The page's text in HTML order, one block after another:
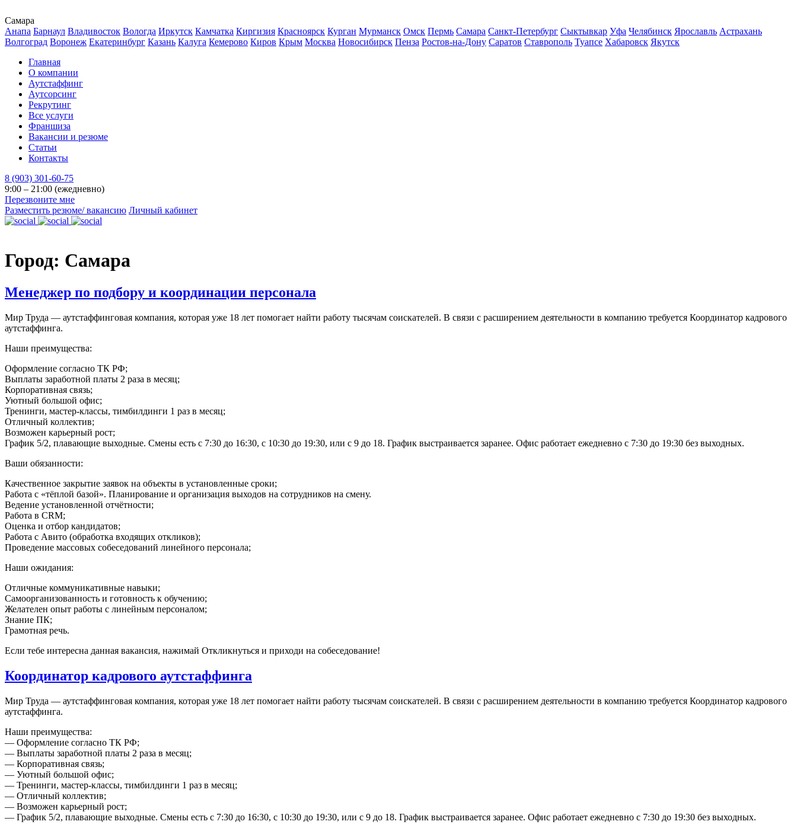
Самара
Анапа Барнаул Владивосток Вологда Иркутск Камчатка Киргизия Красноярск Курган Мурманск Омск Пермь Самара Санкт-Петербург Сыктывкар Уфа Челябинск Ярославль Астрахань
Волгоград Воронеж Екатеринбург Казань Калуга Кемерово Киров Крым Москва Новосибирск Пенза Ростов-на-Дону Саратов Ставрополь Туапсе Хабаровск Якутск
Главная
О компании
Аутстаффинг
Аутсорсинг
Рекрутинг
Все услуги
Франшиза
Вакансии и резюме
Статьи
Контакты
8 (903) 301-60-75
9:00 – 21:00 (ежедневно)
Перезвоните мне
Разместить резюме/ вакансию Личный кабинет
Город: Самара
Менеджер по подбору и координации персонала
Мир Труда — аутстаффинговая компания, которая уже 18 лет помогает найти работу тысячам соискателей. В связи с расширением деятельности в компанию требуется Координатор кадрового
аутстаффинга.
Наши преимущества:
Оформление согласно ТК РФ;
Выплаты заработной платы 2 раза в месяц;
Корпоративная связь;
Уютный большой офис;
Тренинги, мастер-классы, тимбилдинги 1 раз в месяц;
Отличный коллектив;
Возможен карьерный рост;
График 5/2, плавающие выходные. Смены есть с 7:30 до 16:30, с 10:30 до 19:30, или с 9 до 18. График выстраивается заранее. Офис работает ежедневно с 7:30 до 19:30 без выходных.
Ваши обязанности:
Качественное закрытие заявок на объекты в установленные сроки;
Работа с «тёплой базой». Планирование и организация выходов на сотрудников на смену.
Ведение установленной отчётности;
Работа в CRM;
Оценка и отбор кандидатов;
Работа с Авито (обработка входящих откликов);
Проведение массовых собеседований линейного персонала;
Наши ожидания:
Отличные коммуникативные навыки;
Самоорганизованность и готовность к обучению;
Желателен опыт работы с линейным персоналом;
Знание ПК;
Грамотная речь.
Если тебе интересна данная вакансия, нажимай Откликнуться и приходи на собеседование!
Координатор кадрового аутстаффинга
Мир Труда — аутстаффинговая компания, которая уже 18 лет помогает найти работу тысячам соискателей. В связи с расширением деятельности в компанию требуется Координатор кадрового
аутстаффинга.
Наши преимущества:
— Оформление согласно ТК РФ;
— Выплаты заработной платы 2 раза в месяц;
— Корпоративная связь;
— Уютный большой офис;
— Тренинги, мастер-классы, тимбилдинги 1 раз в месяц;
— Отличный коллектив;
— Возможен карьерный рост;
— График 5/2, плавающие выходные. Смены есть с 7:30 до 16:30, с 10:30 до 19:30, или с 9 до 18. График выстраивается заранее. Офис работает ежедневно с 7:30 до 19:30 без выходных.